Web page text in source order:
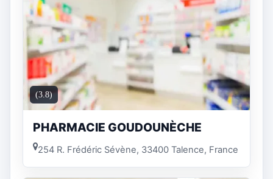
(3.8)
PHARMACIE GOUDOUNÈCHE
254 R. Frédéric Sévène, 33400 Talence, France